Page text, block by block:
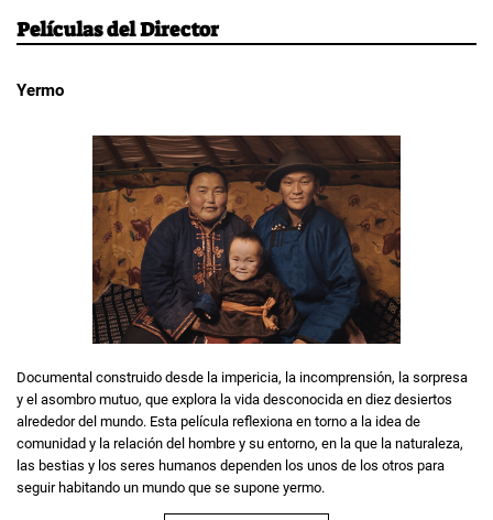
Películas del Director
Yermo
Documental construido desde la impericia, la incomprensión, la sorpresa
y el asombro mutuo, que explora la vida desconocida en diez desiertos
alrededor del mundo. Esta película reflexiona en torno a la idea de
comunidad y la relación del hombre y su entorno, en la que la naturaleza,
las bestias y los seres humanos dependen los unos de los otros para
seguir habitando un mundo que se supone yermo.